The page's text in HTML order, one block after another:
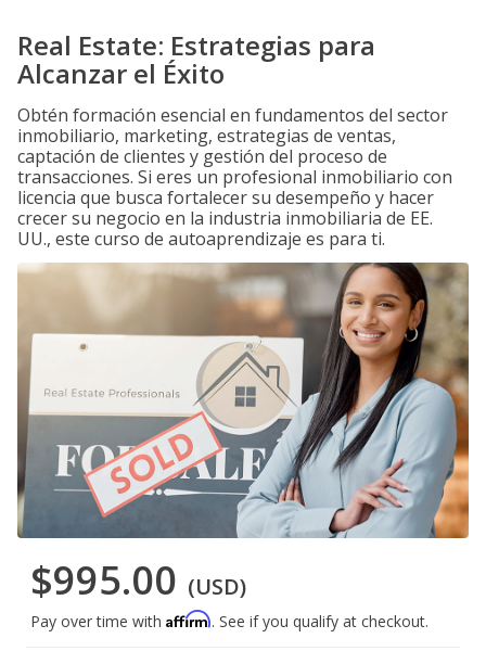
Real Estate: Estrategias para
Alcanzar el Éxito
Obtén formación esencial en fundamentos del sector
inmobiliario, marketing, estrategias de ventas,
captación de clientes y gestión del proceso de
transacciones. Si eres un profesional inmobiliario con
licencia que busca fortalecer su desempeño y hacer
crecer su negocio en la industria inmobiliaria de EE.
UU., este curso de autoaprendizaje es para ti.
$995.00 (USD)
Pay over time with Affirm. See if you qualify at checkout.